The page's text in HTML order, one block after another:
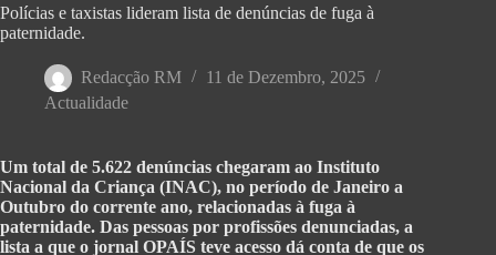
Polícias e taxistas lideram lista de denúncias de fuga à
paternidade.
Redacção RM
11 de Dezembro, 2025
Actualidade
Um total de 5.622 denúncias chegaram ao Instituto
Nacional da Criança (INAC), no período de Janeiro a
Outubro do corrente ano, relacionadas à fuga à
paternidade. Das pessoas por profissões denunciadas, a
lista a que o jornal OPAÍS teve acesso dá conta de que os